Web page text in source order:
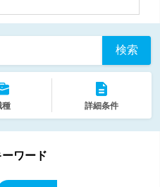
検索
種 詳細条件
ワード